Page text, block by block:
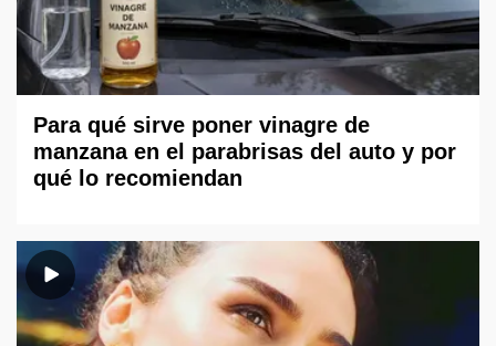
Para qué sirve poner vinagre de
manzana en el parabrisas del auto y por
qué lo recomiendan